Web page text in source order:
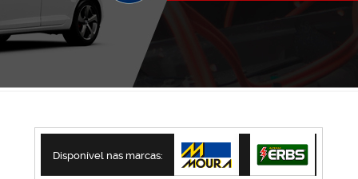
Disponível nas marcas: